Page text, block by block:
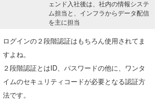
サーフィンエリアガイド
会員メニュー
今月のプレゼント
ェンド入社後は、社内の情報システ
ム担当と、インフラからデータ配信
を主に担当
ログインの２段階認証はもちろん使用されてま
すよね。
２段階認証とはID、パスワードの他に、ワンタ
イムのセキュリティコードが必要となる認証方
法です。
ショップ情報
ショップ情報
湘南
伊豆
ウラナミ
お知らせ
ルール＆How to